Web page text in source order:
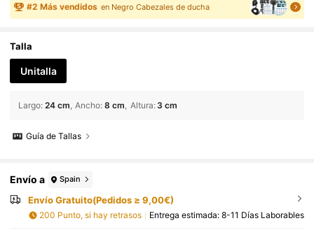
#2 Más vendidos en Negro Cabezales de ducha
Talla
Unitalla
Largo: 24 cm Ancho: 8 cm Altura: 3 cm
Guía de Tallas
Envío a Spain
Envío Gratuito(Pedidos ≥ 9,00€)
200 Punto, si hay retrasos Entrega estimada: 8-11 Días Laborables